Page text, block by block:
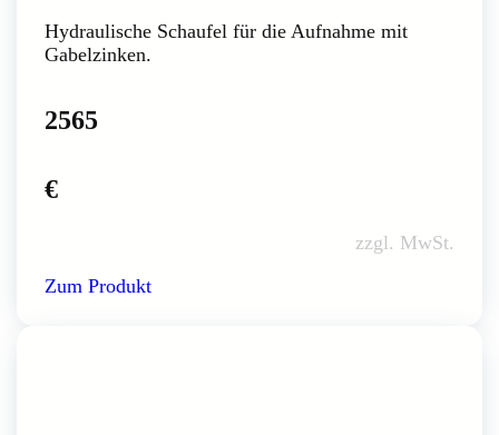
Hydraulische Schaufel für die Aufnahme mit
Gabelzinken.
2565
€
zzgl. MwSt.
Zum Produkt